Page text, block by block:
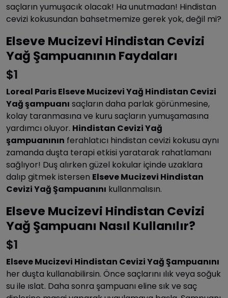
saçların yumuşacık olacak! Ha unutmadan! Hindistan
cevizi kokusundan bahsetmemize gerek yok, değil mi?
Elseve Mucizevi Hindistan Cevizi
Yağ Şampuanının Faydaları
$1
Loreal Paris Elseve Mucizevi Yağ Hindistan Cevizi
Yağ şampuanı saçların daha parlak görünmesine,
kolay taranmasına ve kuru saçların yumuşamasına
yardımcı oluyor. Hindistan Cevizi Yağ
şampuanının ferahlatıcı hindistan cevizi kokusu aynı
zamanda duşta terapi etkisi yaratarak rahatlamanı
sağlıyor! Duş alırken güzel kokular içinde uzaklara
dalıp gitmek istersen Elseve Mucizevi Hindistan
Cevizi Yağ Şampuanını kullanmalısın.
Elseve Mucizevi Hindistan Cevizi
Yağ Şampuanı Nasıl Kullanılır?
$1
Elseve Mucizevi Hindistan Cevizi Yağ Şampuanını
her duşta kullanabilirsin. Önce saçlarını ılık veya soğuk
su ile ıslat. Daha sonra şampuanı eline sık ve saç